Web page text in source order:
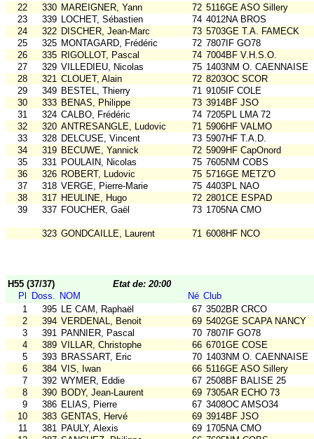
22
330 MAREIGNER, Yann 72 5116GE ASO Sillery
23
339 LOCHET, Sébastien 74 4012NA BROS
24
322 DISCHER, Jean-Marc 73 5703GE T.A. FAMECK
25
325 MONTAGARD, Frédéric 72 7807IF GO78
26
335 RIGOLLOT, Pascal 74 7004BF V.H.S.O.
27
329 VILLEDIEU, Nicolas 75 1403NM O. CAENNAISE
28
321 CLOUET, Alain 72 8203OC SCOR
29
349 BESTEL, Thierry 71 9105IF COLE
30
333 BENAS, Philippe 73 3914BF JSO
31
324 CALBO, Frédéric 74 7205PL LMA 72
32
320 ANTRESANGLE, Ludovic 71 5906HF VALMO
33
328 DELCUSE, Vincent 73 5907HF T.A.D.
34
319 BECUWE, Yannick 72 5909HF CapOnord
35
331 POULAIN, Nicolas 75 7605NM COBS
36
326 ROBERT, Ludovic 75 5716GE METZ'O
37
318 VERGE, Pierre-Marie 75 4403PL NAO
38
317 HEULINE, Hugo 72 2801CE ESPAD
39
337 FOUCHER, Gaël 73 1705NA CMO
323 GONDCAILLE, Laurent 71 6008HF NCO
H55 (37/37)
Etat de: 20:00
Pl
Doss. NOM Né Club
1
395 LE CAM, Raphaël 67 3502BR CRCO
2
394 VERDENAL, Benoit 69 5402GE SCAPA NANCY
3
391 PANNIER, Pascal 70 7807IF GO78
4
389 VILLAR, Christophe 66 6701GE COSE
5
393 BRASSART, Eric 70 1403NM O. CAENNAISE
6
384 VIS, Iwan 66 5116GE ASO Sillery
7
392 WYMER, Eddie 67 2508BF BALISE 25
8
390 BODY, Jean-Laurent 69 7305AR ECHO 73
9
386 ELIAS, Pierre 67 3408OC AMSO34
10
383 GENTAS, Hervé 69 3914BF JSO
11
381 PAULY, Alexis 69 1705NA CMO